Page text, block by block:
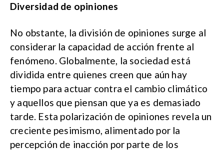
Diversidad de opiniones
No obstante, la división de opiniones surge al
considerar la capacidad de acción frente al
fenómeno. Globalmente, la sociedad está
dividida entre quienes creen que aún hay
tiempo para actuar contra el cambio climático
y aquellos que piensan que ya es demasiado
tarde. Esta polarización de opiniones revela un
creciente pesimismo, alimentado por la
percepción de inacción por parte de los